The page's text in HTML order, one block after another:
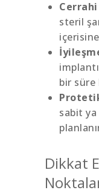
steril
bir süre
sabit
Dikkat